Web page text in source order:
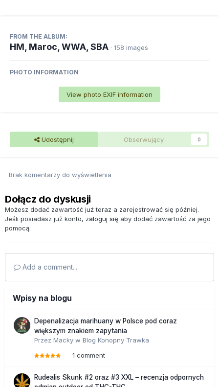
FROM THE ALBUM:
HM, Maroc, WWA, SBA · 158 images
PHOTO INFORMATION
View photo EXIF information
Udostępnij Obserwujący 0
Brak komentarzy do wyświetlenia
Dołącz do dyskusji
Możesz dodać zawartość już teraz a zarejestrować się później.
Jeśli posiadasz już konto, zaloguj się aby dodać zawartość za jego
pomocą.
Add a comment...
Wpisy na blogu
Depenalizacja marihuany w Polsce pod coraz
większym znakiem zapytania
Przez Macky w Blog Konopny Trawka
1 comment
Rudealis Skunk #2 oraz #3 XXL – recenzja odpornych